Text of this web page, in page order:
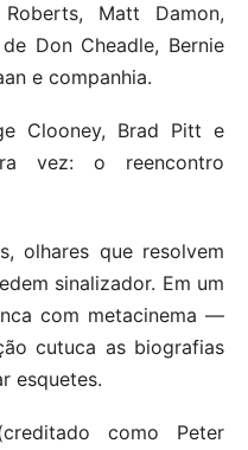
Matt Damon,
Don Cheadle, Bernie
e companhia.
olhares que resolvem
sinalizador. Em um
com metacinema —
cutuca as biografias
esquetes.
como Peter